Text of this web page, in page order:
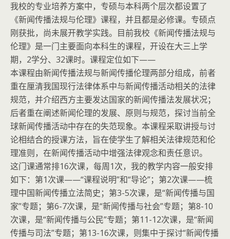
我校的专业培养方案中，专硕与本科两个层次都设置了
《新闻传播法规与伦理》课程，并且都是必修课。专硕点
刚获批，尚未展开教学实践。目前我校《新闻传播法规与
伦理》是一门主要面向本科生的课程，开设在大三上学
期，2学分、32课时。课程定位如下——
本课程由新闻传播法规与新闻传播伦理两部分组成，前者
重在厘清我国现行法律体系中与新闻传播活动相关的法律
规范，并介绍西方主要发达国家的新闻传播法发展状况；
后者重在阐述新闻伦理的发展、原则与规范，探讨当前全
球新闻传播活动中存在的失范现象。本课程采取讲授与讨
论相结合的授课方法，旨在使学生了解相关法律规范和伦
理准则，在新闻传播活动中增强法律观念和责任意识。
这门课通常排16次课，每周1次，我的教学内容一般安排
如下：第1次课——“课程说明”和“导论”；第2次课——梳
理中国新闻传播立法简史；第3-5次课，是“新闻传播与国
家”专题；第6-7次课，是“新闻传播与社会”专题；第8-10
次课，是“新闻传播与公民”专题；第11-12次课，是“新闻
传播与司法”专题；第13-16次课，则集中于探讨“新闻传播